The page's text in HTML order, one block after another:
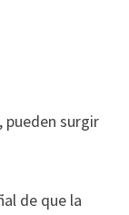
pueden surgir
de que la